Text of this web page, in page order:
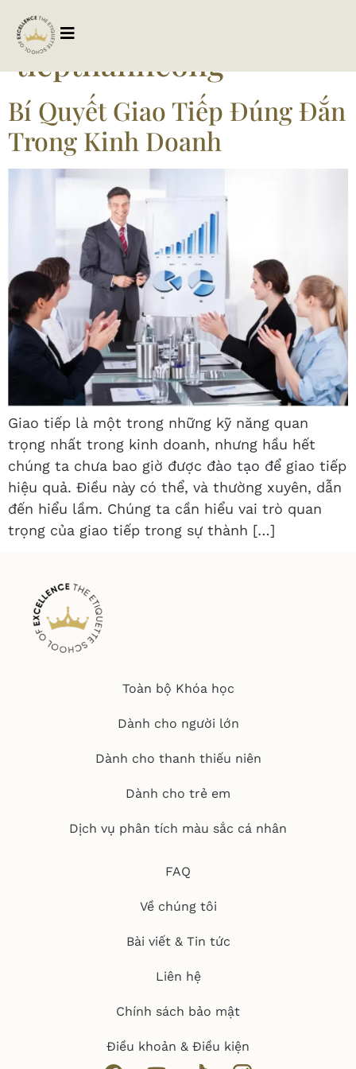
Tag:
tiepthanhcong
Bí Quyết Giao Tiếp Đúng Đắn
Trong Kinh Doanh
Giao tiếp là một trong những kỹ năng quan
trọng nhất trong kinh doanh, nhưng hầu hết
chúng ta chưa bao giờ được đào tạo để giao tiếp
hiệu quả. Điều này có thể, và thường xuyên, dẫn
đến hiểu lầm. Chúng ta cần hiểu vai trò quan
trọng của giao tiếp trong sự thành […]
Toàn bộ Khóa học
Dành cho người lớn
Dành cho thanh thiếu niên
Dành cho trẻ em
Dịch vụ phân tích màu sắc cá nhân
FAQ
Về chúng tôi
Bài viết & Tin tức
Liên hệ
Chính sách bảo mật
Điều khoản & Điều kiện